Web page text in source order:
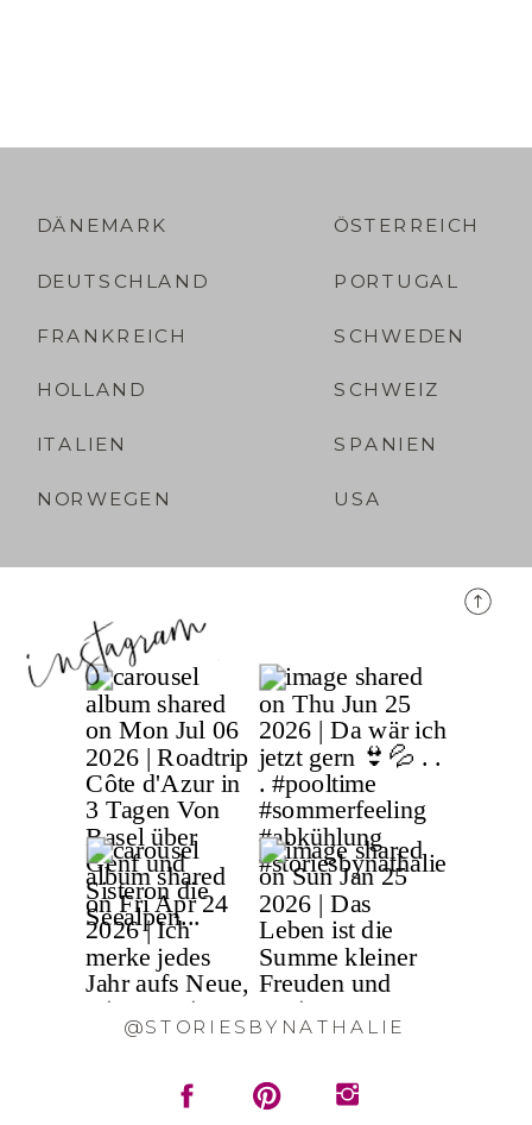
SPANIEN
SCHWEIZ
SCHWEDEN
PORTUGAL
ÖSTERREICH
NORWEGEN
ITALIEN
HOLLAND
FRANKREICH
DEUTSCHLAND
DÄNEMARK
USA
@STORIESBYNATHALIE